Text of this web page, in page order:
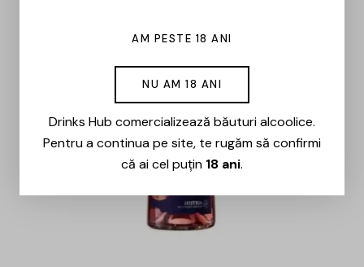
AM PESTE 18 ANI
NU AM 18 ANI
Drinks Hub comercializează băuturi alcoolice.
Pentru a continua pe site, te rugăm să confirmi
că ai cel puțin 18 ani.